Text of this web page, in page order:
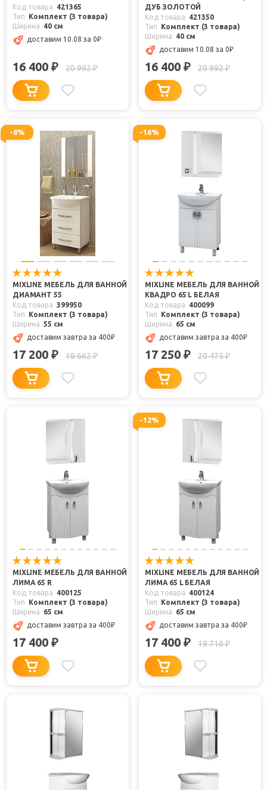
Код товара
421365
Тип
Комплект (3 товара)
Ширина
40 см
доставим 10.08 за 0₽
16 400 ₽ 20 992₽
ДУБ ЗОЛОТОЙ
Код товара
421350
Тип
Комплект (3 товара)
Ширина
40 см
доставим 10.08 за 0₽
16 400 ₽ 20 992₽
-8%
MIXLINE МЕБЕЛЬ ДЛЯ ВАННОЙ
ДИАМАНТ 55
Код товара 399950
Тип
Комплект (3 товара)
Ширина 55 см
доставим завтра за 400₽
17 200 ₽ 18 662₽
-16%
MIXLINE МЕБЕЛЬ ДЛЯ ВАННОЙ
КВАДРО 65 L БЕЛАЯ
Код товара
400099
Тип
Комплект (3 товара)
Ширина
65 см
доставим завтра за 400₽
17 250 ₽ 20 475₽
MIXLINE МЕБЕЛЬ ДЛЯ ВАННОЙ
ЛИМА 65 R
Код товара
400125
Тип
Комплект (3 товара)
Ширина
65 см
доставим завтра за 400₽
17 400 ₽
-12%
MIXLINE МЕБЕЛЬ ДЛЯ ВАННОЙ
ЛИМА 65 L БЕЛАЯ
Код товара
400124
Тип
Комплект (3 товара)
Ширина
65 см
доставим завтра за 400₽
17 400 ₽ 19 716₽